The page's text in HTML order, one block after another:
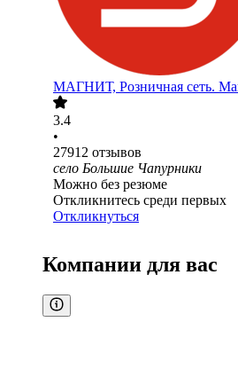
МАГНИТ, Розничная сеть.
3.4
•
27912 отзывов
село Большие Чапурники
Можно без резюме
Откликнитесь среди первых
Откликнуться
Компании для вас